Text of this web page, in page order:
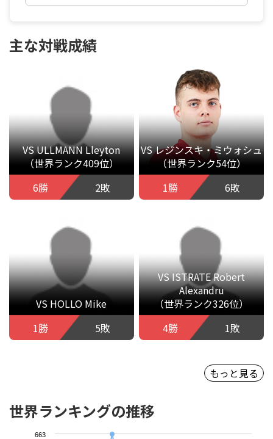
主な対戦成績
VS ULLMANN Lleyton
（世界ランク409位）
6勝
2敗
VS レジンスキ・ミウォシュ
（世界ランク54位）
1勝
6敗
VS HOLLO Mike
1勝
5敗
VS ISTRATE Robert
Alexandru
（世界ランク326位）
4勝
1敗
もっと見る
世界ランキングの推移
663